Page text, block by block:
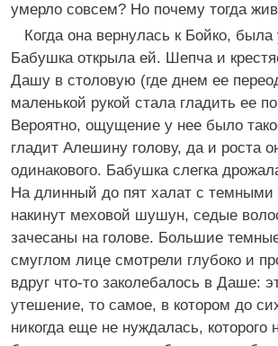
умерло совсем? Но почему тогда
Когда она вернулась к Бойко, была
Бабушка открыла ей. Шепча и
Дашу в столовую (где днем ее
маленькой рукой стала гладить ее
Вероятно, ощущение у нее было
гладит Алешину голову, да и роста
одинакового. Бабушка слегка
На длинный до пят халат с
накинут меховой шушун, седые
зачесаны на голове. Большие
смуглом лице смотрели глубоко и
вдруг что-то заколебалось в Даше:
утешение, то самое, в котором до
никогда еще не нуждалась, которого